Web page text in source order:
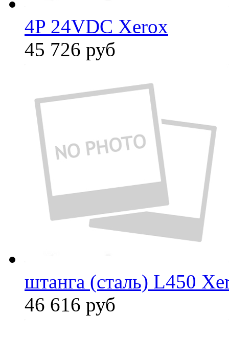
4P 24VDC Xerox
45 726 руб
штанга (сталь) L450
46 616 руб